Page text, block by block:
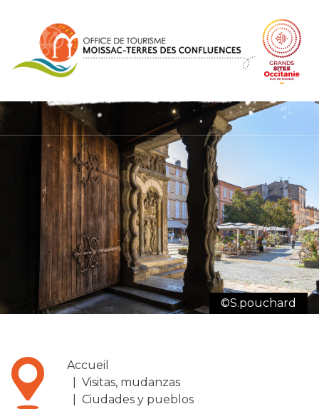
©S.pouchard
Accueil
Visitas, mudanzas
Ciudades y pueblos